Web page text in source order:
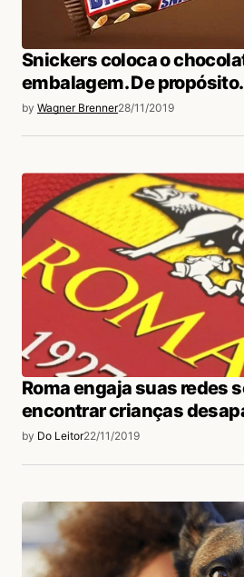
Snickers coloca o
embalagem. De propósito.
by Wagner Brenner28/11/2019
Roma engaja suas redes
encontrar crianças
by Do Leitor22/11/2019